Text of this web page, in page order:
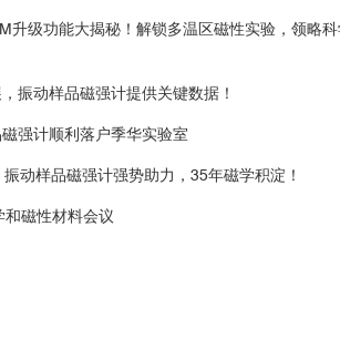
升级功能大揭秘！解锁多温区磁性实验，领略
振动样品磁强计提供关键数据！
强计顺利落户季华实验室
动样品磁强计强势助力，35年磁学积淀！
磁性材料会议